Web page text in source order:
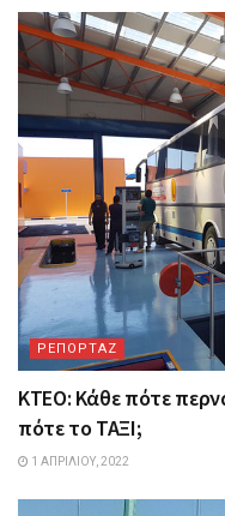
ΡΕΠΟΡΤΑΖ
ΚΤΕΟ: Κάθε πότε
πότε το ΤΑΞΙ;
1 ΑΠΡΙΛΊΟΥ, 2022